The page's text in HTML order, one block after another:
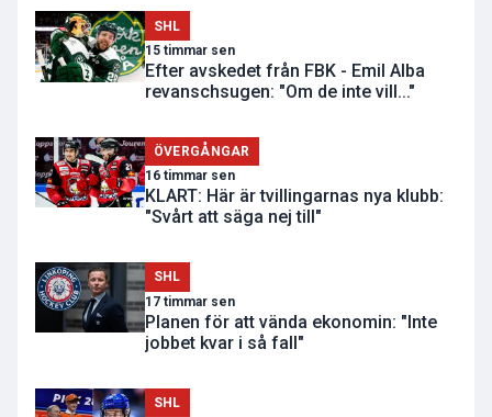
SHL
15 timmar sen
Efter avskedet från FBK - Emil Alba
revanschsugen: "Om de inte vill..."
ÖVERGÅNGAR
16 timmar sen
KLART: Här är tvillingarnas nya klubb:
"Svårt att säga nej till"
SHL
17 timmar sen
Planen för att vända ekonomin: "Inte
jobbet kvar i så fall"
SHL